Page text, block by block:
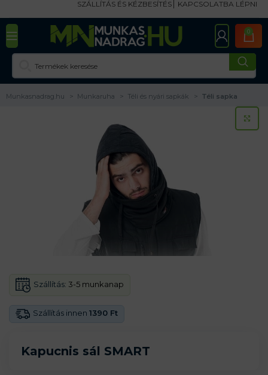
SZÁLLÍTÁS ÉS KÉZBESÍTÉS KAPCSOLATBA LÉPNI
0
Munkasnadrag.hu Munkaruha Téli és nyári sapkák Téli sapka
Kapucnis sál SMART
Szállítás innen 1390 Ft
Szállítás: 3-5 munkanap